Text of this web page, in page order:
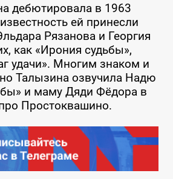
дебютировала в 1963
ей принесли
Рязанова и Георгия
как «Ирония судьбы»,
удачи». Многим знаком и
Талызина озвучила Надю
и маму Дяди Фёдора в
Простоквашино.